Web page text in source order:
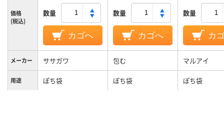
価格
(税込)
数量
カゴへ
数量
カゴへ
数量
カ
メーカー ササガワ 包む マルアイ
用途 ぽち袋 ぽち袋 ぽち袋